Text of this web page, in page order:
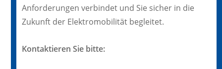
Anforderungen verbindet und Sie sicher in die
Zukunft der Elektromobilität begleitet.
Kontaktieren Sie bitte: